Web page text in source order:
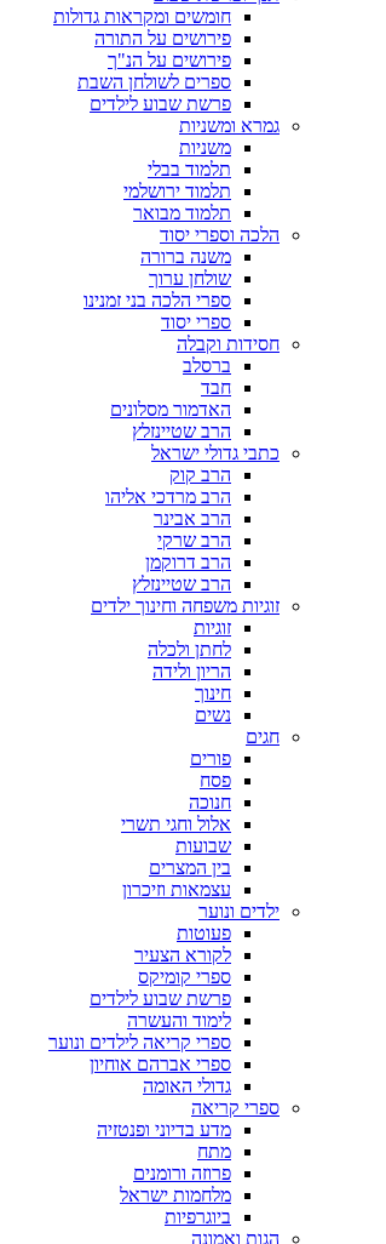
חומשים ומקראות גדולות
פירושים על התורה
פירושים על הנ"ך
ספרים לשולחן השבת
פרשת שבוע לילדים
גמרא ומשניות
משניות
תלמוד בבלי
תלמוד ירושלמי
תלמוד מבואר
הלכה וספרי יסוד
משנה ברורה
שולחן ערוך
ספרי הלכה בני זמנינו
ספרי יסוד
חסידות וקבלה
ברסלב
חבד
האדמור מסלונים
הרב שטיינזלץ
כתבי גדולי ישראל
הרב קוק
הרב מרדכי אליהו
הרב אבינר
הרב שרקי
הרב דרוקמן
הרב שטיינזלץ
זוגיות משפחה וחינוך ילדים
זוגיות
לחתן ולכלה
הריון ולידה
חינוך
נשים
חגים
פורים
פסח
חנוכה
אלול וחגי תשרי
שבועות
בין המצרים
עצמאות וזיכרון
ילדים ונוער
פעוטות
לקורא הצעיר
ספרי קומיקס
פרשת שבוע לילדים
לימוד והעשרה
ספרי קריאה לילדים ונוער
ספרי אברהם אוחיון
גדולי האומה
ספרי קריאה
מדע בדיוני ופנטזיה
מתח
פרוזה ורומנים
מלחמות ישראל
ביוגרפיות
הגות ואמונה